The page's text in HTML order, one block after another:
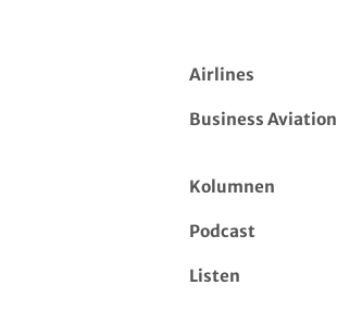
Airlines
Business Aviation
Kolumnen
Podcast
Listen